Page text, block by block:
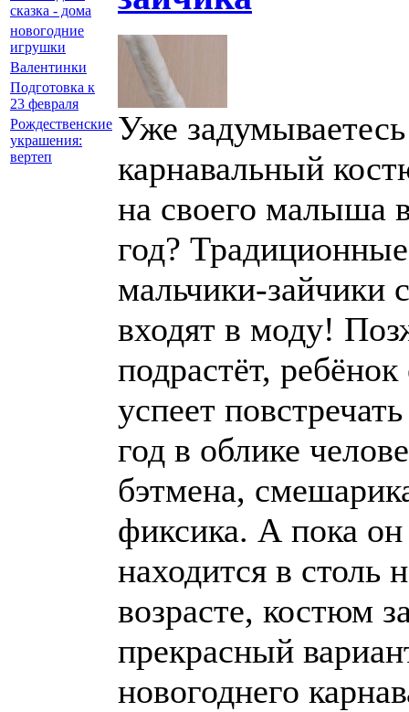
Уже
карнавальный
на своего малыша
год? Традиционные
мальчики-зайчики
входят в моду!
подрастёт,
успеет
год в облике
бэтмена,
фиксика. А пока
находится в столь
возрасте, костюм
прекрасный
новогоднего
сказка - дома
новогодние
игрушки
Валентинки
Подготовка к
23 февраля
Рождественские
украшения:
вертеп